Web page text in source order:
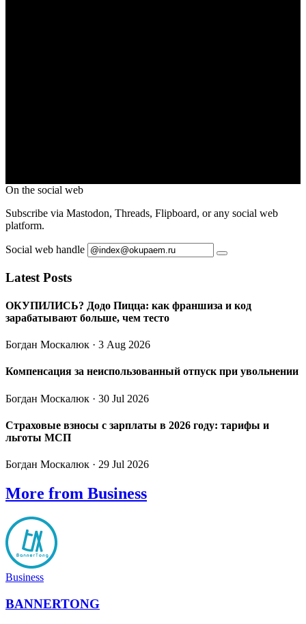
On the social web
Subscribe via Mastodon, Threads, Flipboard, or any social web
platform.
Social web handle
Latest Posts
ОКУПИЛИСЬ? Додо Пицца: как франшиза и код
зарабатывают больше, чем тесто
Богдан Москалюк · 3 Aug 2026
Компенсация за неиспользованный отпуск при увольнении
Богдан Москалюк · 30 Jul 2026
Страховые взносы с зарплаты в 2026 году: тарифы и
льготы МСП
Богдан Москалюк · 29 Jul 2026
More from Business
Business
BANNERTONG